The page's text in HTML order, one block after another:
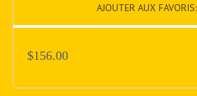
AJOUTER AUX FAVORIS:
$156.00